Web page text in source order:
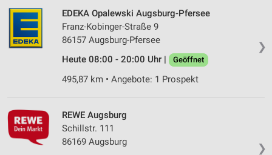
❯
EDEKA Opalewski Augsburg-Pfersee
Franz-Kobinger-Straße 9
86157 Augsburg-Pfersee
Heute 08:00 - 20:00 Uhr |
Geöffnet
495,87 km • Angebote: 1 Prospekt
❯
REWE Augsburg
Schillstr. 111
86169 Augsburg